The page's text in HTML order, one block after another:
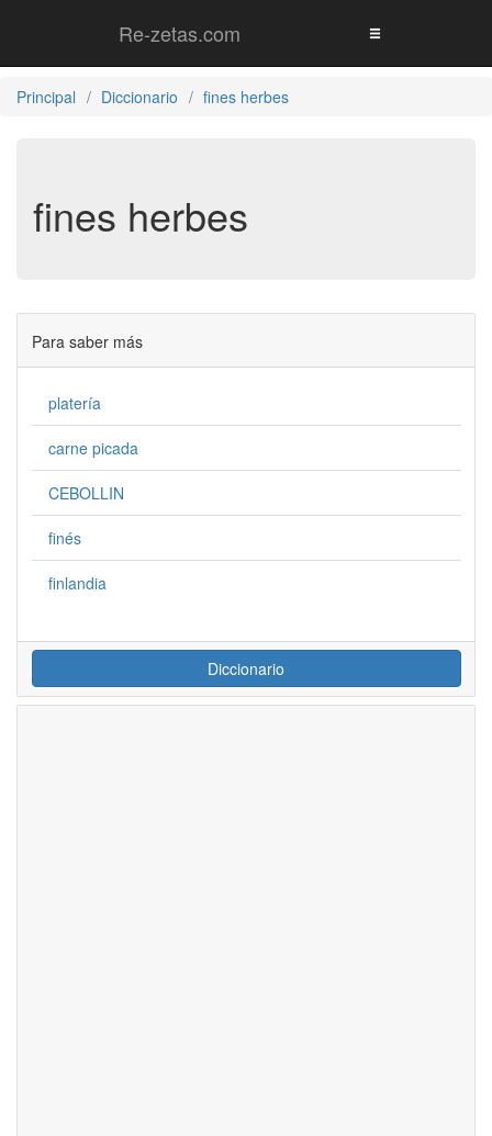
Re-zetas.com
Principal Diccionario fines herbes
fines herbes
Para saber más
platería
carne picada
CEBOLLIN
finés
finlandia
Diccionario